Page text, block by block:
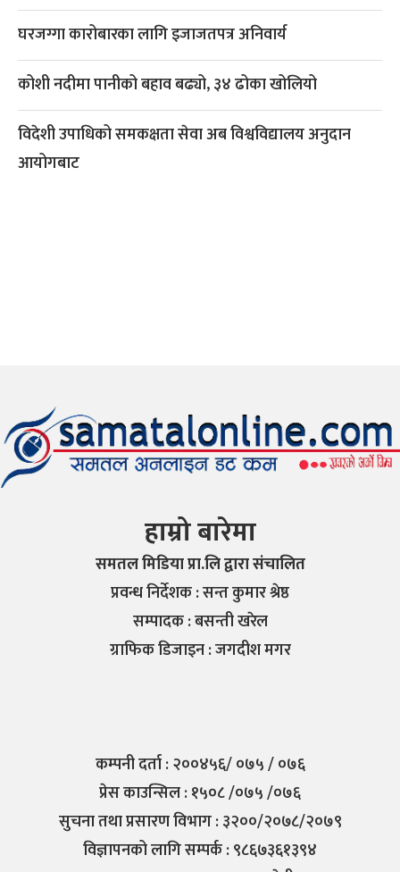
घरजग्गा कारोबारका लागि इजाजतपत्र अनिवार्य
कोशी नदीमा पानीको बहाव बढ्यो, ३४ ढोका खोलियो
विदेशी उपाधिको समकक्षता सेवा अब विश्वविद्यालय अनुदान
आयोगबाट
हाम्रो बारेमा
समतल मिडिया प्रा.लि द्वारा संचालित
प्रवन्ध निर्देशक : सन्त कुमार श्रेष्ठ
सम्पादक : बसन्ती खरेल
ग्राफिक डिजाइन : जगदीश मगर
कम्पनी दर्ता : २००४५६/ ०७५ / ०७६
प्रेस काउन्सिल : १५०८ /०७५ /०७६
सुचना तथा प्रसारण विभाग : ३२००/२०७८/२०७९
विज्ञापनको लागि सम्पर्क : ९८६७३६१३९४